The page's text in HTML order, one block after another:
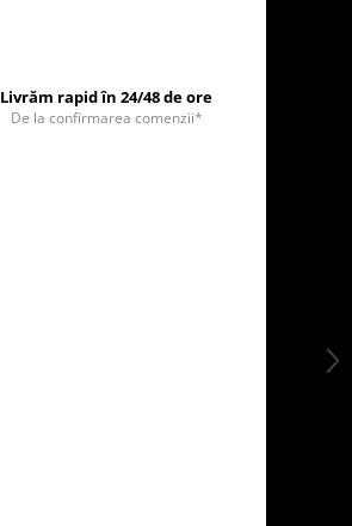
Livrăm rapid în 24/48 de ore
De la confirmarea comenzii*